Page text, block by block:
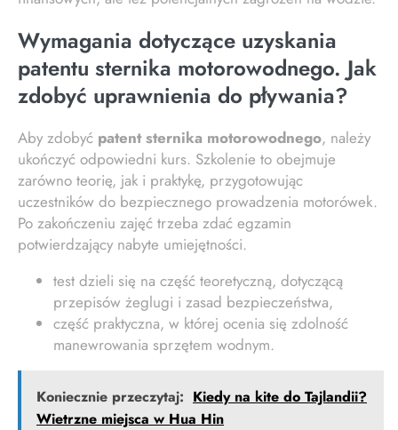
Wymagania dotyczące uzyskania
patentu sternika motorowodnego. Jak
zdobyć uprawnienia do pływania?
Aby zdobyć patent sternika motorowodnego, należy
ukończyć odpowiedni kurs. Szkolenie to obejmuje
zarówno teorię, jak i praktykę, przygotowując
uczestników do bezpiecznego prowadzenia motorówek.
Po zakończeniu zajęć trzeba zdać egzamin
potwierdzający nabyte umiejętności.
test dzieli się na część teoretyczną, dotyczącą
przepisów żeglugi i zasad bezpieczeństwa,
część praktyczna, w której ocenia się zdolność
manewrowania sprzętem wodnym.
Koniecznie przeczytaj: Kiedy na kite do Tajlandii?
Wietrzne miejsca w Hua Hin